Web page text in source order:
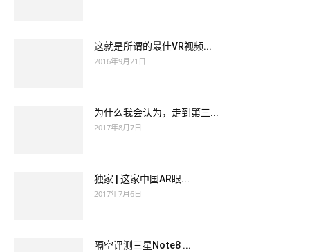
这就是所谓的最佳VR视频...
2016年9月21日
为什么我会认为，走到第三...
2017年8月7日
独家 | 这家中国AR眼...
2017年7月6日
隔空评测三星Note8 ...